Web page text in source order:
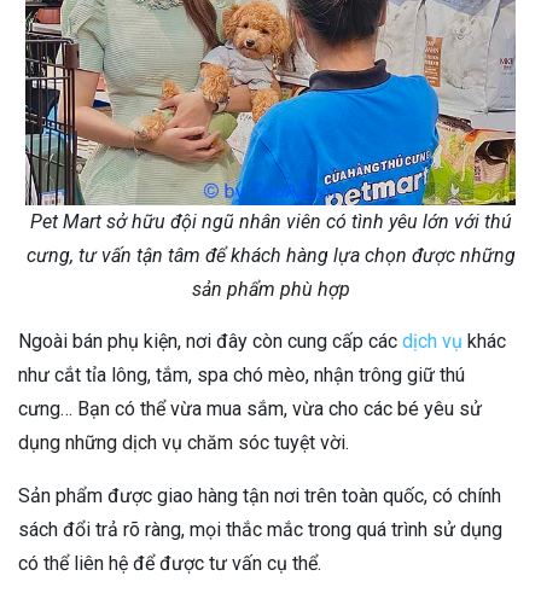
Pet Mart sở hữu đội ngũ nhân viên có tình yêu lớn với thú
cưng, tư vấn tận tâm để khách hàng lựa chọn được những
sản phẩm phù hợp
Ngoài bán phụ kiện, nơi đây còn cung cấp các dịch vụ khác
như cắt tỉa lông, tắm, spa chó mèo, nhận trông giữ thú
cưng… Bạn có thể vừa mua sắm, vừa cho các bé yêu sử
dụng những dịch vụ chăm sóc tuyệt vời.
Sản phẩm được giao hàng tận nơi trên toàn quốc, có chính
sách đổi trả rõ ràng, mọi thắc mắc trong quá trình sử dụng
có thể liên hệ để được tư vấn cụ thể.